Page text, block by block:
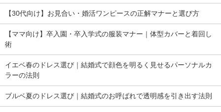
【30代向け】お見合い・婚活ワンピースの正解マナーと選び方
【ママ向け】卒入園・卒入学式の服装マナー｜体型カバーと着回し
術
イエベ春のドレス選び｜結婚式で顔色を明るく見せるパーソナルカ
ラーの法則
ブルベ夏のドレス選び｜結婚式のお呼ばれで透明感を引き出す法則